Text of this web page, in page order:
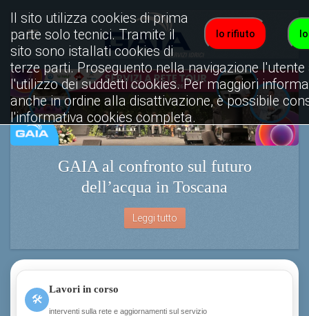
GAIA al confronto sul futuro
dell’acqua in Toscana
Leggi tutto
🛠
Lavori in corso
interventi sulla rete e aggiornamenti sul servizio
Io rifiuto
Il sito utilizza cookies di prima
parte solo tecnici. Tramite il
sito sono istallati cookies di
terze parti. Proseguento nella navigazione
l'utilizzo dei suddetti cookies. Per maggiori
anche in ordine alla disattivazione, è possibile
l'informativa cookies completa.
Visualizza informativa completa.